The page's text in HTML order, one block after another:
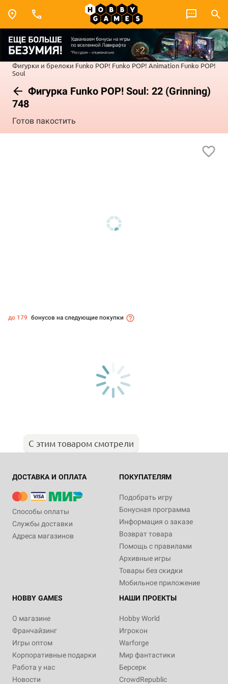
Фигурки и брелоки Funko POP! Funko POP! Animation Funko POP!
Soul
Фигурка Funko POP! Soul: 22 (Grinning)
748
Готов пакостить
до 179 бонусов на следующие покупки
С этим товаром смотрели
ДОСТАВКА И ОПЛАТА
Способы оплаты
Службы доставки
Адреса магазинов
ПОКУПАТЕЛЯМ
Подобрать игру
Бонусная программа
Информация о заказе
Возврат товара
Помощь с правилами
Архивные игры
Товары без скидки
Мобильное приложение
HOBBY GAMES
О магазине
Франчайзинг
Игры оптом
Корпоративные подарки
Работа у нас
Новости
НАШИ ПРОЕКТЫ
Hobby World
Игрокон
Warforge
Мир фантастики
Берсерк
CrowdRepublic